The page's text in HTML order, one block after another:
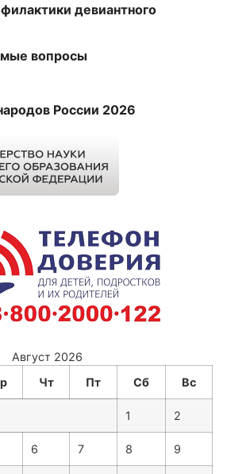
девиантного
вопросы
России 2026
Август 2026
Чт Пт Сб Вс
1 2
6 7 8 9